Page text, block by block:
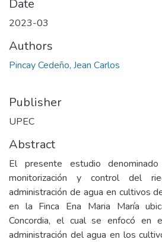
Date
2023-03
Authors
Pincay Cedeño, Jean Carlos
Publisher
UPEC
Abstract
El presente estudio
monitorización y control del
administración de agua en cultivos
en la Finca Ena Maria María
Concordia, el cual se enfocó en
administración del agua en los